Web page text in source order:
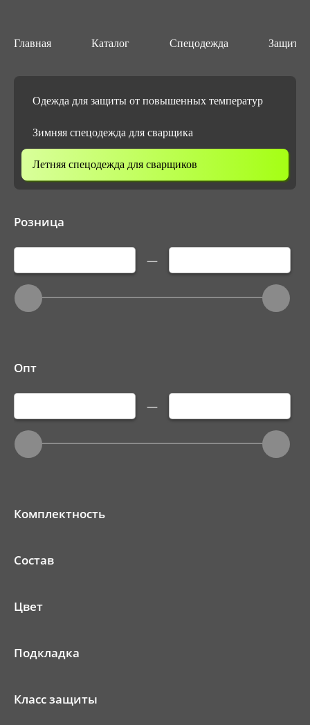
Главная Каталог Спецодежда
Одежда для защиты от повышенных температур
Зимняя спецодежда для сварщика
Летняя спецодежда для сварщиков
Розница
—
Опт
—
Комплектность
Состав
Цвет
Подкладка
Класс защиты